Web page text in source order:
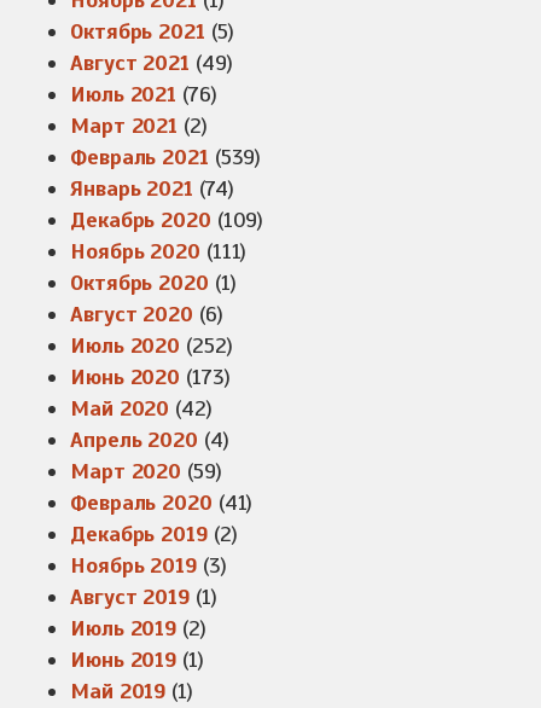
Октябрь 2021 (5)
Август 2021 (49)
Июль 2021 (76)
Март 2021 (2)
Февраль 2021 (539)
Январь 2021 (74)
Декабрь 2020 (109)
Ноябрь 2020 (111)
Октябрь 2020 (1)
Август 2020 (6)
Июль 2020 (252)
Июнь 2020 (173)
Май 2020 (42)
Апрель 2020 (4)
Март 2020 (59)
Февраль 2020 (41)
Декабрь 2019(2)
Ноябрь 2019(3)
Август 2019(1)
Июль 2019 (2)
Июнь 2019 (1)
Май 2019 (1)